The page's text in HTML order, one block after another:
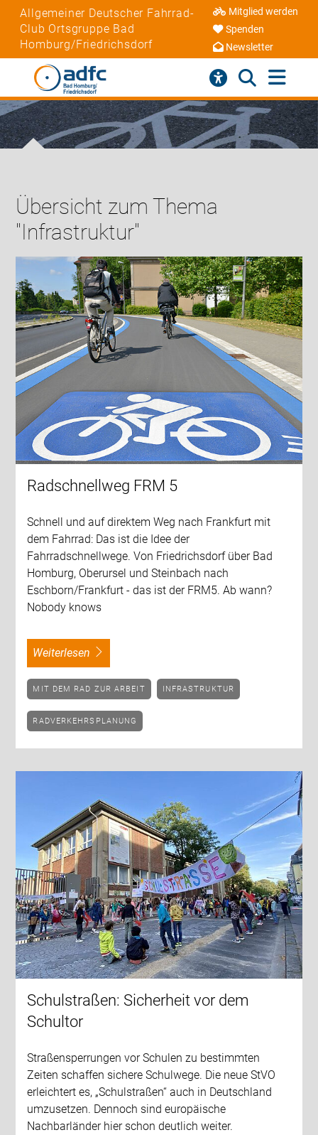
Allgemeiner Deutscher Fahrrad-
Club Ortsgruppe Bad
Homburg/Friedrichsdorf
Mitglied werden
Spenden
Newsletter
Übersicht zum Thema
"Infrastruktur"
Radschnellweg FRM 5
Schnell und auf direktem Weg nach Frankfurt mit
dem Fahrrad: Das ist die Idee der
Fahrradschnellwege. Von Friedrichsdorf über Bad
Homburg, Oberursel und Steinbach nach
Eschborn/Frankfurt - das ist der FRM5. Ab wann?
Nobody knows
weiterlesen
MIT DEM RAD ZUR ARBEIT INFRASTRUKTUR
RADVERKEHRSPLANUNG
Schulstraßen: Sicherheit vor dem
Schultor
Straßensperrungen vor Schulen zu bestimmten
Zeiten schaffen sichere Schulwege. Die neue StVO
erleichtert es, „Schulstraßen“ auch in Deutschland
umzusetzen. Dennoch sind europäische
Nachbarländer hier schon deutlich weiter.